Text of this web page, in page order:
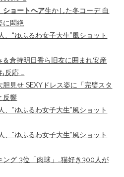
ショートヘア生かした冬コーデ 白
に悶絶
、“ゆふるわ女子大生”風ショット
倉持明日香ら旧友に囲まれ安産
反応 …
見せ SEXYドレス姿に「完璧スタ
反響
、“ゆふるわ女子大生”風ショット
、“ゆふるわ女子大生”風ショット
ング 3位「肉球」…猫好き300人が